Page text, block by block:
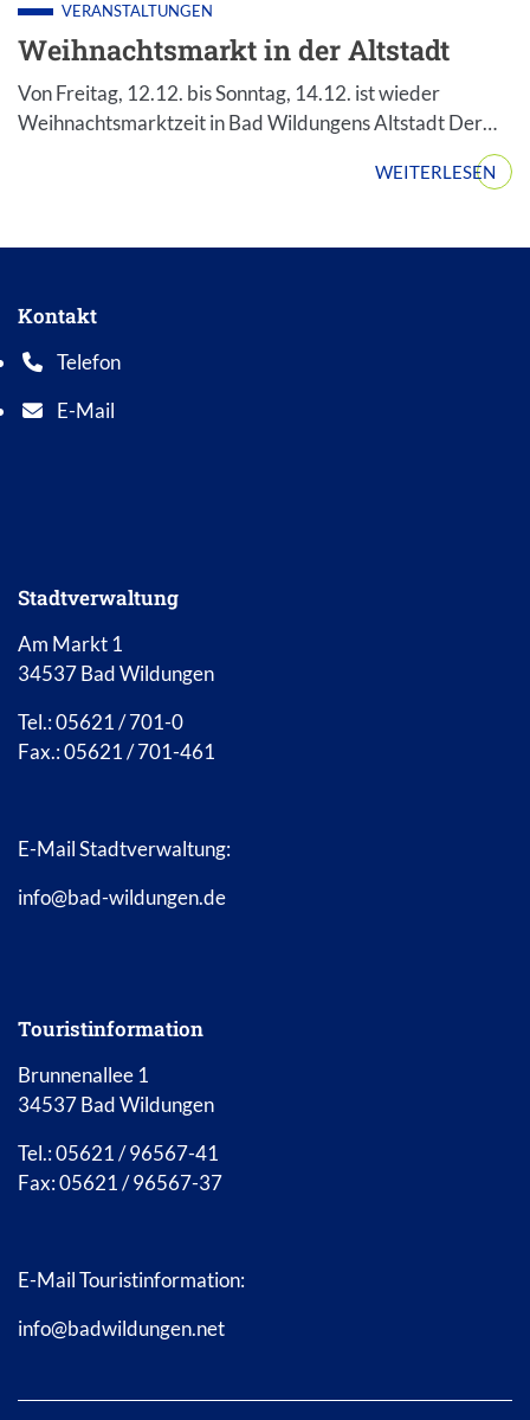
Weihnachtsmarkt in der Altstadt
VERANSTALTUNGEN
Von Freitag, 12.12. bis Sonntag, 14.12. ist wieder
Weihnachtsmarktzeit in Bad Wildungens Altstadt Der…
WEITERLESEN
Kontakt
Telefon
Telefonnummer: 0 5 6 2 1 7 0 1 0
E-Mail
E-Mail Adresse: info@bad-wildungen.de
Stadtverwaltung
Am Markt 1
34537 Bad Wildungen
Tel.: 05621 / 701-0
Fax.: 05621 / 701-461
E-Mail Stadtverwaltung:
info@bad-wildungen.de
Touristinformation
Brunnenallee 1
34537 Bad Wildungen
Tel.: 05621 / 96567-41
Fax: 05621 / 96567-37
E-Mail Touristinformation:
info@badwildungen.net